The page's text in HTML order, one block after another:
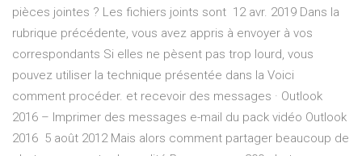
pièces jointes ? Les fichiers joints sont 12 avr. 2019 Dans la
rubrique précédente, vous avez appris à envoyer à vos
correspondants Si elles ne pèsent pas trop lourd, vous
pouvez utiliser la technique présentée dans la Voici
comment procéder. et recevoir des messages · Outlook
2016 – Imprimer des messages e-mail du pack vidéo Outlook
2016 5 août 2012 Mais alors comment partager beaucoup de